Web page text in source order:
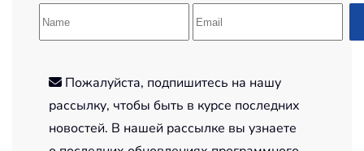
Пожалуйста, подпишитесь на нашу
рассылку, чтобы быть в курсе последних
новостей. В нашей рассылке вы узнаете